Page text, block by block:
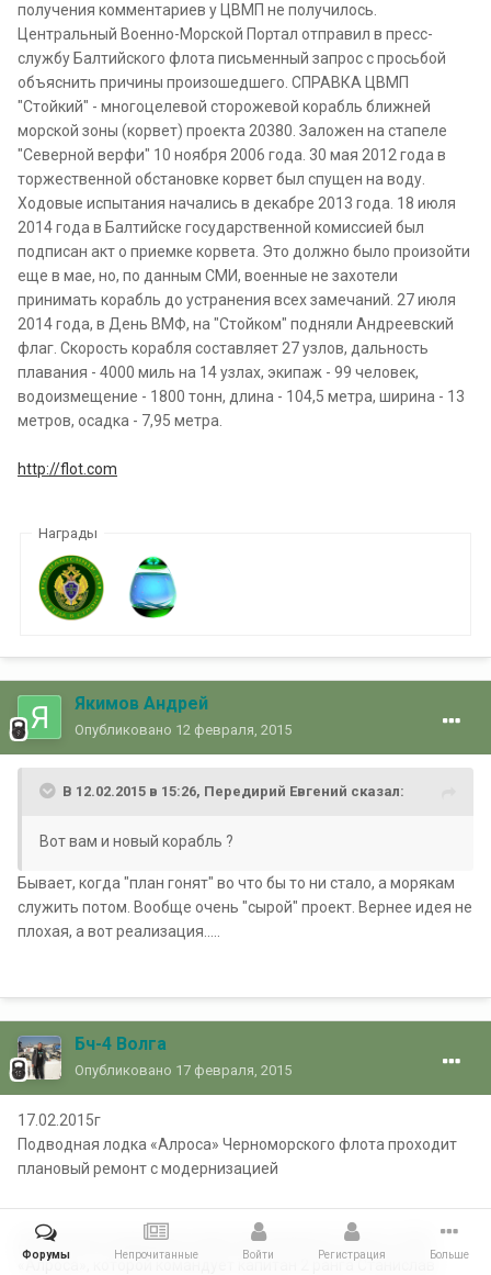
получения комментариев у ЦВМП не получилось.
Центральный Военно-Морской Портал отправил в пресс-
службу Балтийского флота письменный запрос с просьбой
объяснить причины произошедшего. СПРАВКА ЦВМП
"Стойкий" - многоцелевой сторожевой корабль ближней
морской зоны (корвет) проекта 20380. Заложен на стапеле
"Северной верфи" 10 ноября 2006 года. 30 мая 2012 года в
торжественной обстановке корвет был спущен на воду.
Ходовые испытания начались в декабре 2013 года. 18 июля
2014 года в Балтийске государственной комиссией был
подписан акт о приемке корвета. Это должно было произойти
еще в мае, но, по данным СМИ, военные не захотели
принимать корабль до устранения всех замечаний. 27 июля
2014 года, в День ВМФ, на "Стойком" подняли Андреевский
флаг. Скорость корабля составляет 27 узлов, дальность
плавания - 4000 миль на 14 узлах, экипаж - 99 человек,
водоизмещение - 1800 тонн, длина - 104,5 метра, ширина - 13
метров, осадка - 7,95 метра.
http://flot.com
Награды
Якимов Андрей
Опубликовано 12 февраля, 2015
В 12.02.2015 в 15:26, Передирий Евгений сказал:
Вот вам и новый корабль ?
Бывает, когда "план гонят" во что бы то ни стало, а морякам
служить потом. Вообще очень "сырой" проект. Вернее идея не
плохая, а вот реализация.....
Бч-4 Волга
Опубликовано 17 февраля, 2015
17.02.2015г
Подводная лодка «Алроса» Черноморского флота проходит
плановый ремонт с модернизацией
Дизельная подводная лодка Черноморского флота (ЧФ)
«Алроса», которой командует капитан 2 ранга Станислав
Форумы Непрочитанные Войти Регистрация Больше